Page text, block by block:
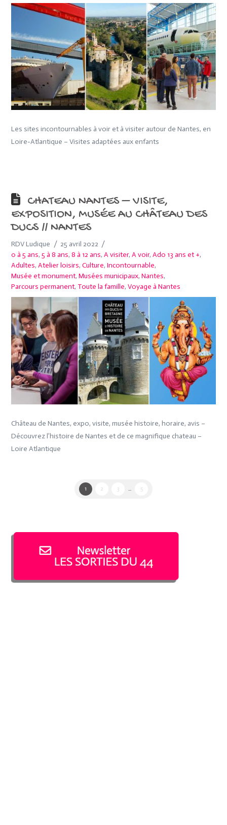
Les sites incontournables à voir et à visiter autour de Nantes, en
Loire-Atlantique – Visites adaptées aux enfants
CHATEAU NANTES – VISITE,
EXPOSITION, MUSÉE AU CHÂTEAU DES
DUCS // NANTES
RDV Ludique
25 avril 2022
0 à 5 ans,5 à 8 ans,8 à 12 ans,A visiter,A voir,Ado 13 ans et +,
Adultes,Atelier loisirs,Culture,Incontournable,
Musée et monument,Musées municipaux,Nantes,
Parcours permanent, Toute la famille,Voyage à Nantes
Château de Nantes, expo, visite, musée histoire, horaire, avis –
Découvrez l’histoire de Nantes et de ce magnifique chateau –
Loire Atlantique
1 2 3 5